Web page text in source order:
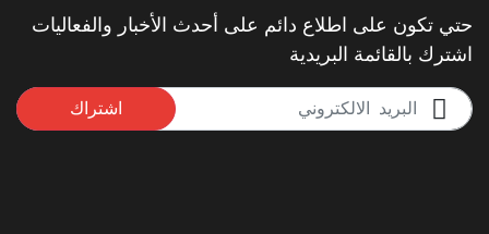
حتي تكون على اطلاع دائم على أحدث الأخبار والفعاليات
اشترك بالقائمة البريدية
اشتراك